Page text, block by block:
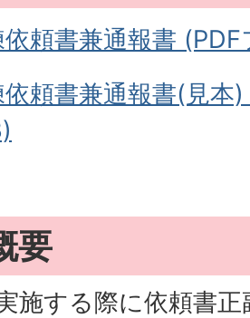
頼書兼通報書 (PDF
頼書兼通報書(見本
要
施する際に依頼書